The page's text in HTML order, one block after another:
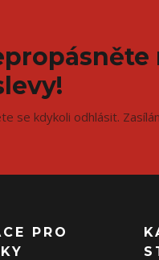
se kdykoli odhlásit.
PRO